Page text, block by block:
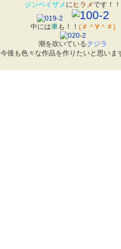
ジンベイザメに ヒラメです！！
中には車も！！ (＃＾∀＾＃)
潮を吹いているクジラ
今後も色々な作品を作りたいと思いま